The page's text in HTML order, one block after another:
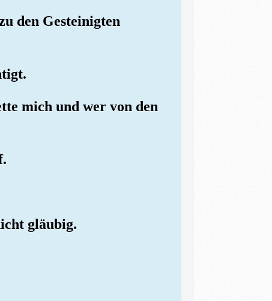
den Gesteinigten
mich und wer von den
gläubig.